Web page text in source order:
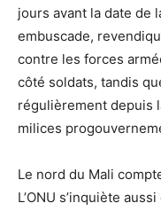
jours avant la date de
embuscade,
contre les forces
côté soldats, tandis
régulièrement depuis
milices
Le nord du Mali
L’ONU s’inquiète